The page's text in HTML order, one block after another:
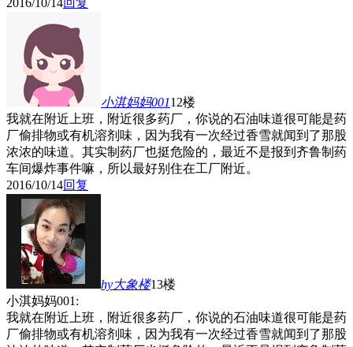
2016/10/14回复
小淇妈妈00112楼
我就在附近上班，附近很多药厂，你说的石油味道很可能是药
厂偷排物或有机溶剂味，因为我有一次经过香雪就闻到了那股
浓浓的味道。其实制药厂也挺危险的，最近不是报到齐鲁制药
车间爆炸事件嘛，所以最好别住在工厂附近。
2016/10/14回复
hy大象楼13楼
小淇妈妈001:
我就在附近上班，附近很多药厂，你说的石油味道很可能是药
厂偷排物或有机溶剂味，因为我有一次经过香雪就闻到了那股